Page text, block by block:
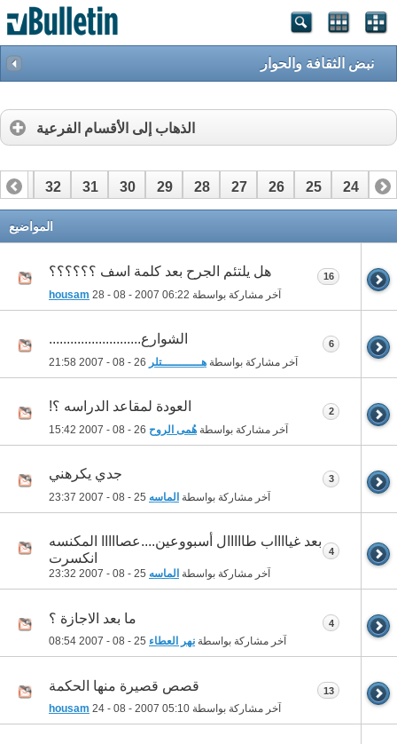
نبض الثقافة والحوار
الذهاب إلى الأقسام الفرعية
23
24
25
26
27
28
29
30
31
32
33
52
53
المواضيع
هل يلتئم الجرح بعد كلمة اسف ؟؟؟؟؟؟
آخر مشاركة بواسطة housam 28 - 08 - 2007 06:22
16
الشوارع..........................
آخر مشاركة بواسطة هـــــــــــتلر 21:58
6
العودة لمقاعد الدراسه ؟!
آخر مشاركة بواسطة هُمى الروح 15:42
2
جدي يكرهني
آخر مشاركة بواسطة الماسه 23:37
3
بعد غيااااب طااااال أسبووعين....عصااااا المكنسه
انكسرت
آخر مشاركة بواسطة الماسه 23:32
4
ما بعد الاجازة ؟
آخر مشاركة بواسطة نهر العطاء 08:54
4
قصص قصيرة منها الحكمة
آخر مشاركة بواسطة housam 24 - 08 - 2007 05:10
13